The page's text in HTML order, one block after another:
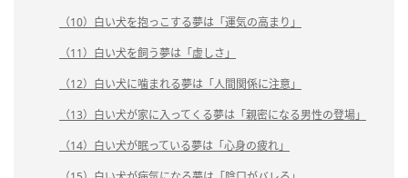
（10）白い犬を抱っこする夢は「運気の高まり」
（11）白い犬を飼う夢は「虚しさ」
（12）白い犬に噛まれる夢は「人間関係に注意」
（13）白い犬が家に入ってくる夢は「親密になる男性の登場」
（14）白い犬が眠っている夢は「心身の疲れ」